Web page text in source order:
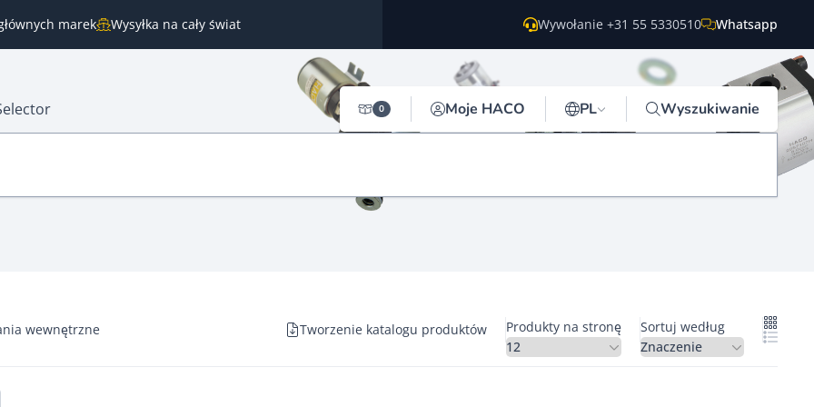
marek Wysyłka na cały świat Wywołanie +31 55 5330510 Whatsapp
0 Moje HACO PL Wyszukiwanie
wewnętrzne Tworzenie katalogu produktów Produkty na stronę Sortuj według